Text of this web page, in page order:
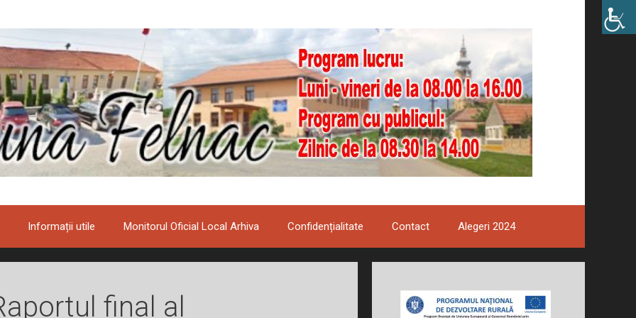
Informații utile Monitorul Oficial Local Arhiva Confidențialitate Contact Alegeri 2024
final al